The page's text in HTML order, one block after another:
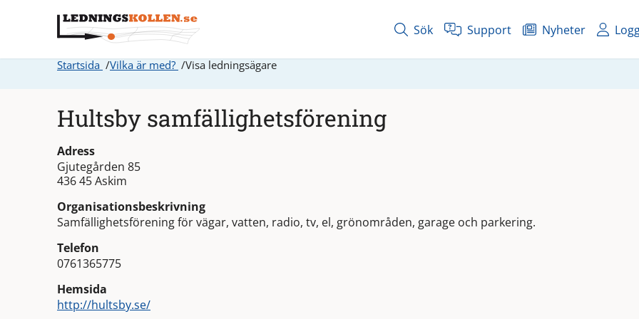
Sök Support Nyheter
Startsida Vilka är med? Visa ledningsägare
Hultsby samfällighetsförening
Adress
Gjutegården 85
436 45 Askim
Organisationsbeskrivning
Samfällighetsförening för vägar, vatten, radio, tv, el, grönområden, garage och parkering.
Telefon
0761365775
Hemsida
http://hultsby.se/